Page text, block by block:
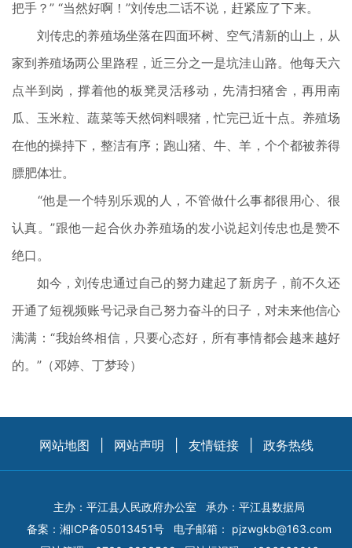
把手？” “当然好啊！”刘传忠二话不说，赶紧应了下来。
刘传忠的养殖场坐落在四面环树、空气清新的山上，从
家到养殖场两公里路程，近三分之一是坑洼山路。他每天六
点半到岗，撑着他的板凳灵活移动，先清扫猪舍，再用南
瓜、玉米粒、蔬菜等天然饲料喂猪，忙完已近十点。养殖场
在他的操持下，整洁有序；跑山猪、牛、羊，个个都被养得
膘肥体壮。
“他是一个特别乐观的人，不管做什么事都很用心、很
认真。”跟他一起合伙办养殖场的发小说起刘传忠也是赞不
绝口。
如今，刘传忠通过自己的努力建起了新房子，前不久还
开通了短视频账号记录自己努力奋斗的日子，对未来他信心
满满：“我始终相信，只要心态好，所有事情都会越来越好
的。”（邓婷、丁梦玲）
网站地图 网站声明 友情链接 政务热线
主办：平江县人民政府办公室
承办：平江县数据局
备案： 湘ICP备05013451号 电子邮箱： pjzwgkb@163.com